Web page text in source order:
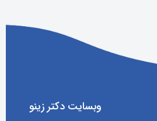
وبسایت دکتر زینو